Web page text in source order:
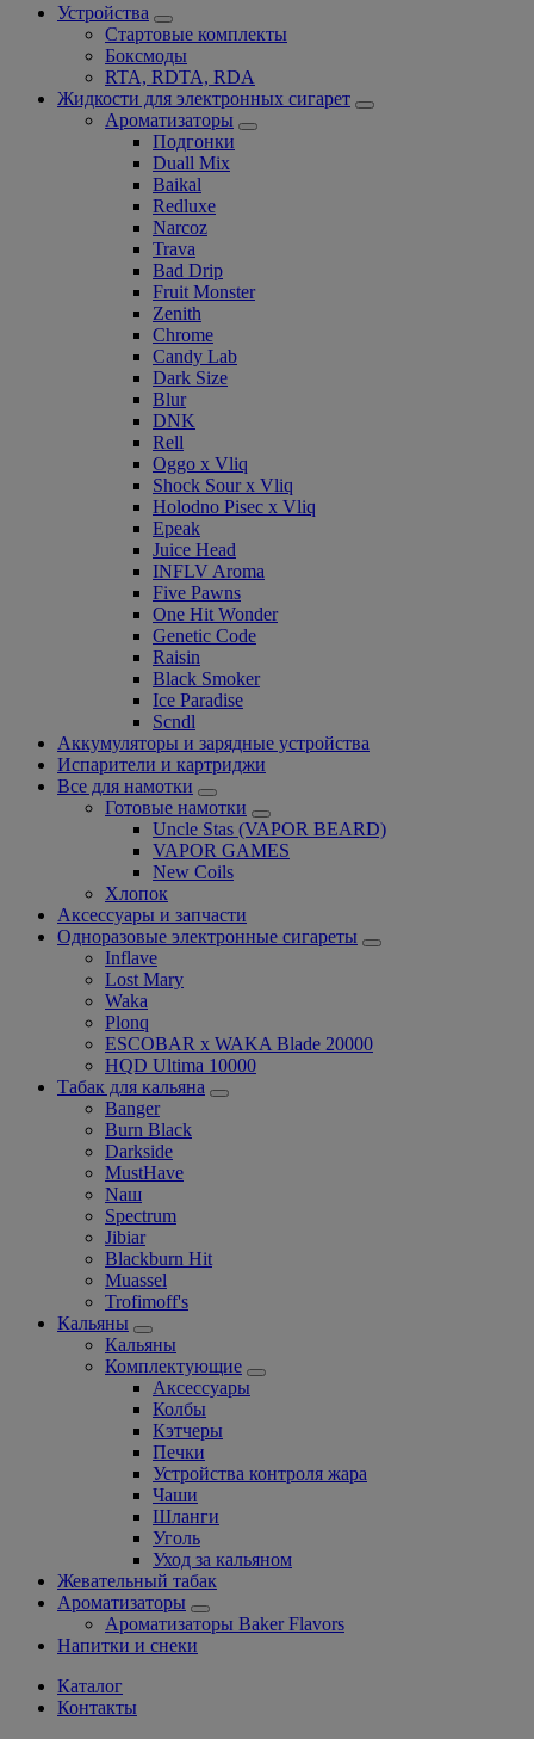
Устройства
Стартовые комплекты
Боксмоды
RTA, RDTA, RDA
Жидкости для электронных сигарет
Ароматизаторы
Подгонки
Duall Mix
Baikal
Redluxe
Narcoz
Trava
Bad Drip
Fruit Monster
Zenith
Chrome
Candy Lab
Dark Size
Blur
DNK
Rell
Oggo x Vliq
Shock Sour x Vliq
Holodno Pisec x Vliq
Epeak
Juice Head
INFLV Aroma
Five Pawns
One Hit Wonder
Genetic Code
Raisin
Black Smoker
Ice Paradise
Scndl
Аккумуляторы и зарядные устройства
Испарители и картриджи
Все для намотки
Готовые намотки
Uncle Stas (VAPOR BEARD)
VAPOR GAMES
New Coils
Хлопок
Аксессуары и запчасти
Одноразовые электронные сигареты
Inflave
Lost Mary
Waka
Plonq
ESCOBAR x WAKA Blade 20000
HQD Ultima 10000
Табак для кальяна
Banger
Burn Black
Darkside
MustHave
Nаш
Spectrum
Jibiar
Blackburn Hit
Muassel
Trofimoff's
Кальяны
Кальяны
Комплектующие
Аксессуары
Колбы
Кэтчеры
Печки
Устройства контроля жара
Чаши
Шланги
Уголь
Уход за кальяном
Жевательный табак
Ароматизаторы
Ароматизаторы Baker Flavors
Напитки и снеки
Каталог
Контакты